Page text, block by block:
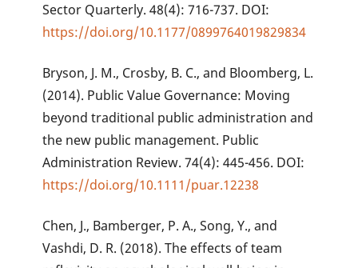
Sector Quarterly. 48(4): 716-737. DOI:
https://doi.org/10.1177/0899764019829834
Bryson, J. M., Crosby, B. C., and Bloomberg, L.
(2014). Public Value Governance: Moving
beyond traditional public administration and
the new public management. Public
Administration Review. 74(4): 445-456. DOI:
https://doi.org/10.1111/puar.12238
Chen, J., Bamberger, P. A., Song, Y., and
Vashdi, D. R. (2018). The effects of team